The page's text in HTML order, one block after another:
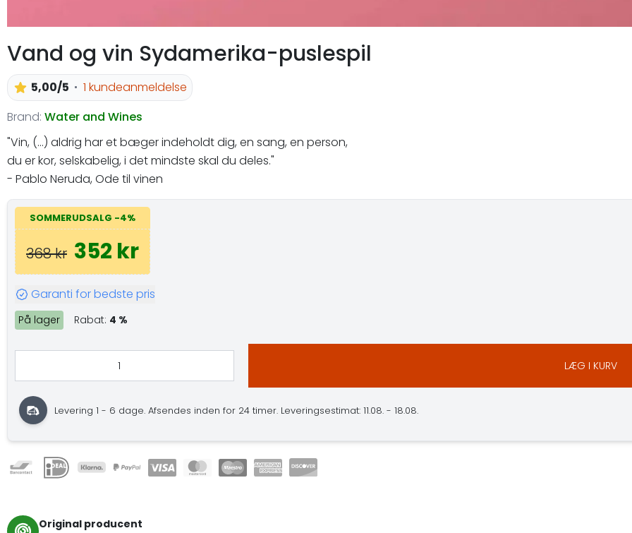
Vand og vin Sydamerika-puslespil
5,00/5
1 kundeanmeldelse
Brand: Water and Wines
"Vin, (...) aldrig har et bæger indeholdt dig, en sang, en person,
du er kor, selskabelig, i det mindste skal du deles."
- Pablo Neruda, Ode til vinen
SOMMERUDSALG -4%
368 kr 352 kr
Garanti for bedste pris
På lager Rabat: 4 %
LÆG I KURV
Levering 1 - 6 dage. Afsendes inden for 24 timer. Leveringsestimat: 11.08. - 18.08.
Original producent